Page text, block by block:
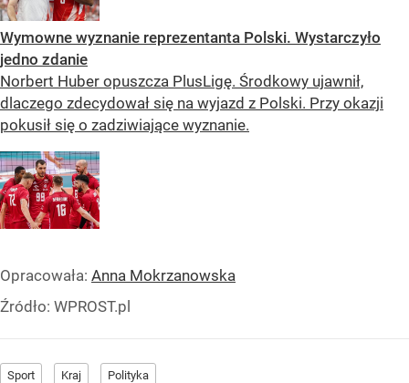
Wymowne wyznanie reprezentanta Polski. Wystarczyło
jedno zdanie
Norbert Huber opuszcza PlusLigę. Środkowy ujawnił,
dlaczego zdecydował się na wyjazd z Polski. Przy okazji
pokusił się o zadziwiające wyznanie.
Opracowała: Anna Mokrzanowska
Źródło: WPROST.pl
Sport Kraj Polityka